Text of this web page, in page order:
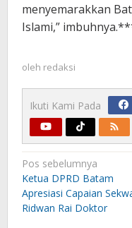
menyemarakkan
Islami,”
oleh redaksi
Ikuti Kami Pada
Navigasi
pos
Pos sebelumnya
Ketua DPRD Batam
Apresiasi Capaian
Ridwan Rai Doktor